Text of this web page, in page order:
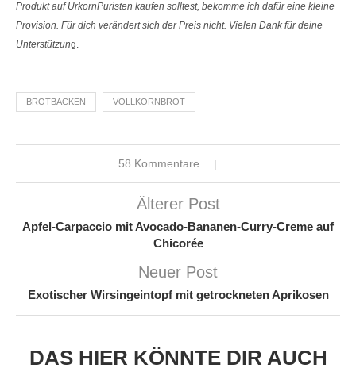
Produkt auf UrkornPuristen kaufen solltest, bekomme ich dafür eine kleine
Provision. Für dich verändert sich der Preis nicht. Vielen Dank für deine
Unterstützung.
BROTBACKEN VOLLKORNBROT
58 Kommentare
Älterer Post
Apfel-Carpaccio mit Avocado-Bananen-Curry-Creme auf
Chicorée
Neuer Post
Exotischer Wirsingeintopf mit getrockneten Aprikosen
DAS HIER KÖNNTE DIR AUCH